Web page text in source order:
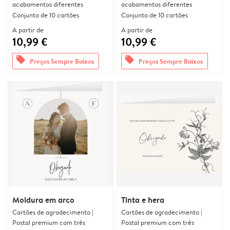
acabamentos diferentes
Conjunto de 10 cartões
A partir de
10,99 €
offers Preços Sempre Baixos
acabamentos diferentes
Conjunto de 10 cartões
A partir de
10,99 €
offers Preços Sempre Baixos
Moldura em arco
Cartões de agradecimento |
Postal premium com três
Tinta e hera
Cartões de agradecimento |
Postal premium com três